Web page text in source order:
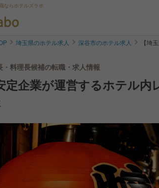
ならホテルズラボ
埼玉県のホテル求人 深谷市のホテル求人 【埼
料理長候補の転職・求人情報
定企業が運営するホテル